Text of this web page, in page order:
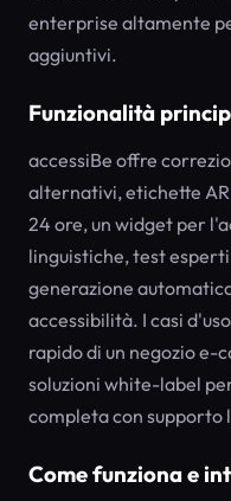
enterprise altamente
aggiuntivi.
Funzionalità
accessiBe offre
alternativi, etichette
24 ore, un widget per
linguistiche, test
generazione
accessibilità. I casi
rapido di un negozio
soluzioni white-label
completa con supporto
Come funziona e